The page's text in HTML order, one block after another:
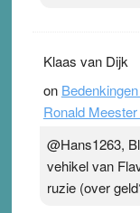
Klaas van Dijk
on
Ronald
@Hans1263,
vehikel van
ruzie (over